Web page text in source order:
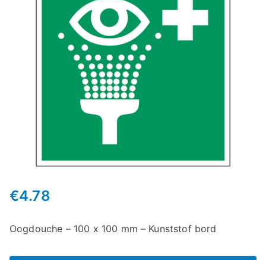
€4.78
Oogdouche – 100 x 100 mm – Kunststof bord